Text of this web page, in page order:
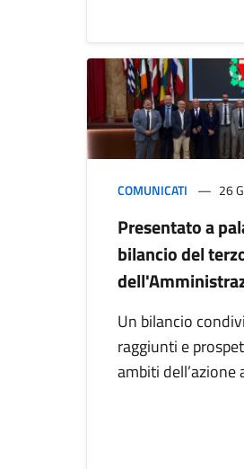
COMUNICATI 26
Presentato a
bilancio del
Un bilancio
raggiunti e
ambiti